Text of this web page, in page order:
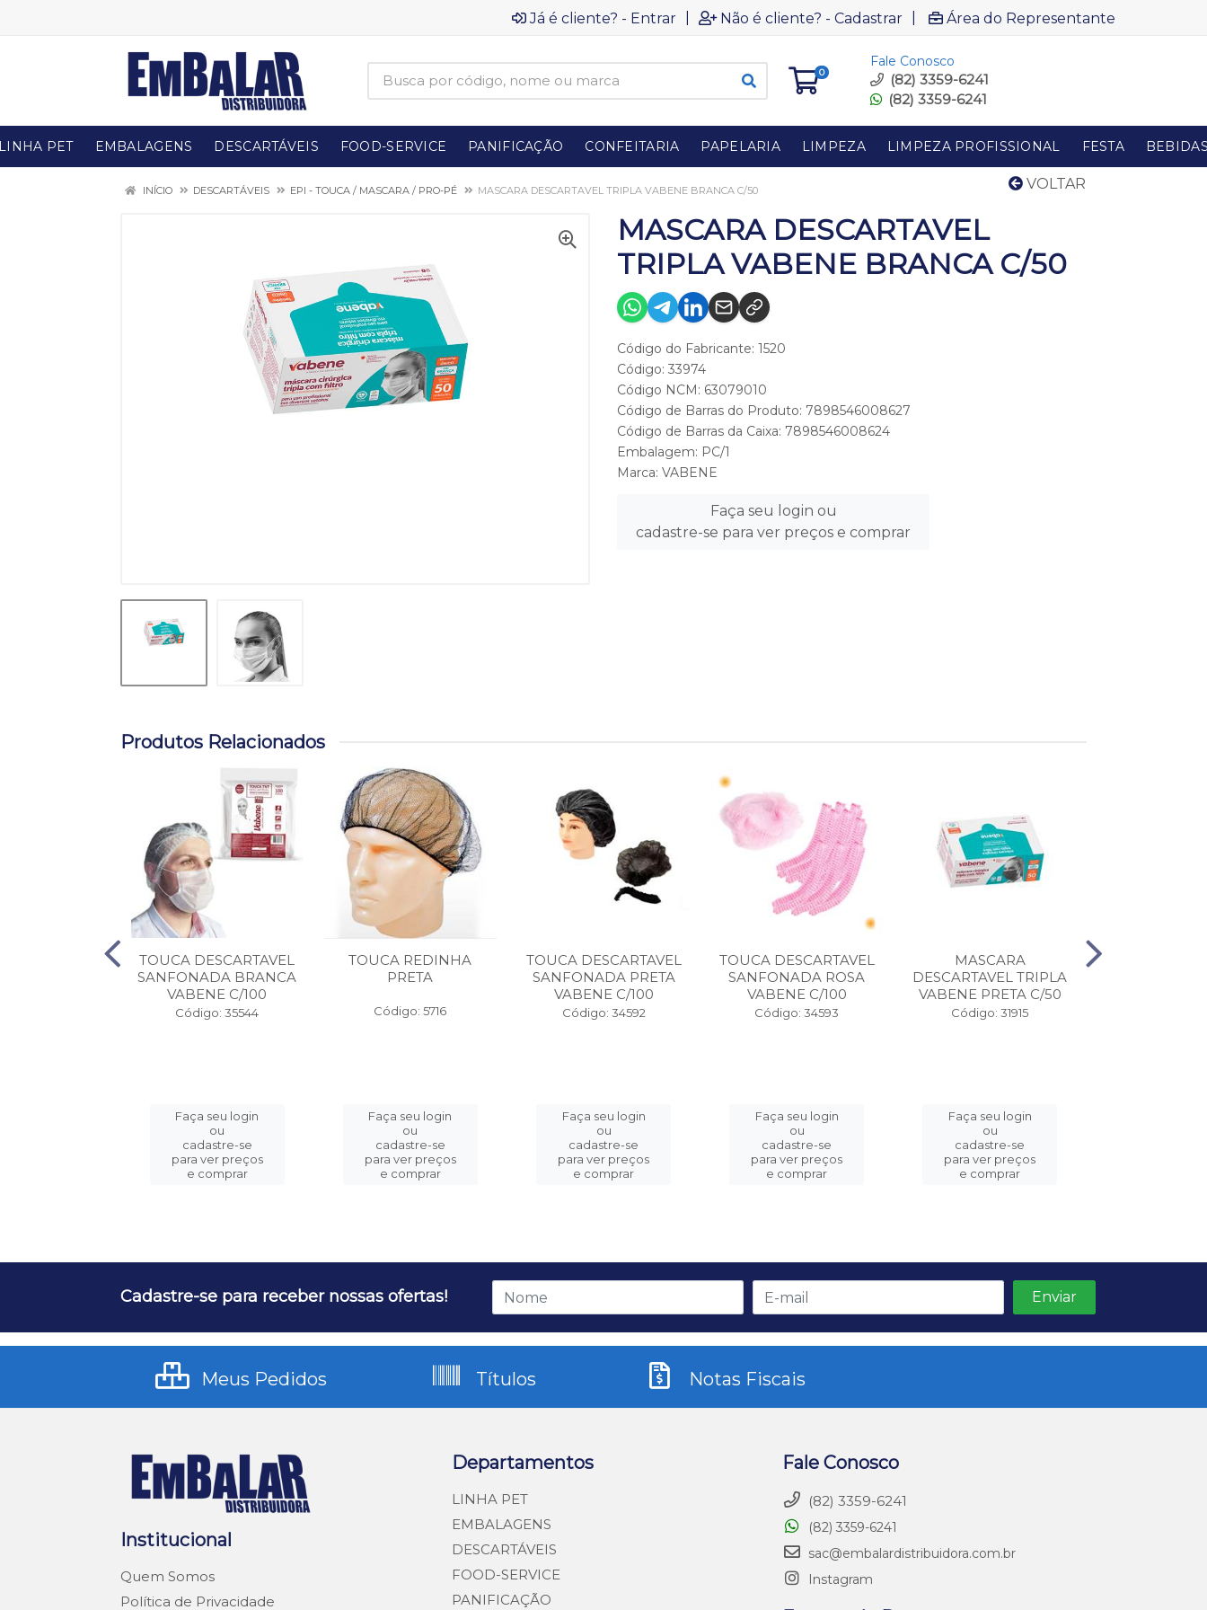
Já é cliente? - Entrar Não é cliente? - Cadastrar Área do Representante
0
Fale Conosco
(82) 3359-6241
(82) 3359-6241
PET EMBALAGENS DESCARTÁVEIS FOOD-SERVICE PANIFICAÇÃO CONFEITARIA PAPELARIA LIMPEZA LIMPEZA PROFISSIONAL FESTA
VOLTAR
INÍCIO DESCARTÁVEIS EPI - TOUCA / MASCARA / PRO-PÉ MASCARA DESCARTAVEL TRIPLA VABENE BRANCA C/50
MASCARA DESCARTAVEL
TRIPLA VABENE BRANCA C/50
Código do Fabricante: 1520
Código: 33974
Código NCM: 63079010
Código de Barras do Produto: 7898546008627
Código de Barras da Caixa: 7898546008624
Embalagem: PC/1
Marca: VABENE
Faça seu login ou
cadastre-se para ver preços e comprar
Produtos Relacionados
TOUCA DESCARTAVEL
SANFONADA BRANCA
VABENE C/100
Código: 35544
Faça seu login
ou
cadastre-se
para ver preços
e comprar
TOUCA REDINHA
PRETA
Código: 5716
Faça seu login
ou
cadastre-se
para ver preços
e comprar
TOUCA DESCARTAVEL
SANFONADA PRETA
VABENE C/100
Código: 34592
Faça seu login
ou
cadastre-se
para ver preços
e comprar
TOUCA DESCARTAVEL
SANFONADA ROSA
VABENE C/100
Código: 34593
Faça seu login
ou
cadastre-se
para ver preços
e comprar
MASCARA
DESCARTAVEL TRIPLA
VABENE PRETA C/50
Código: 31915
Faça seu login
ou
cadastre-se
para ver preços
e comprar
Cadastre-se para receber nossas ofertas!
Meus Pedidos Títulos Notas Fiscais
Institucional
Quem Somos
Política de Privacidade
Departamentos
LINHA PET
EMBALAGENS
DESCARTÁVEIS
FOOD-SERVICE
PANIFICAÇÃO
Fale Conosco
(82) 3359-6241
(82) 3359-6241
sac@embalardistribuidora.com.br
Instagram